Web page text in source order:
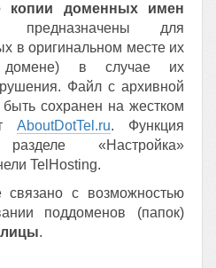
копии доменных имен
предназначены для
в оригинальном месте их
домене) в случае их
Файл с архивной
сохранен на жестком
AboutDotTel.ru. Функция
«Настройка»
TelHosting.
с возможностью
поддоменов (папок)
.